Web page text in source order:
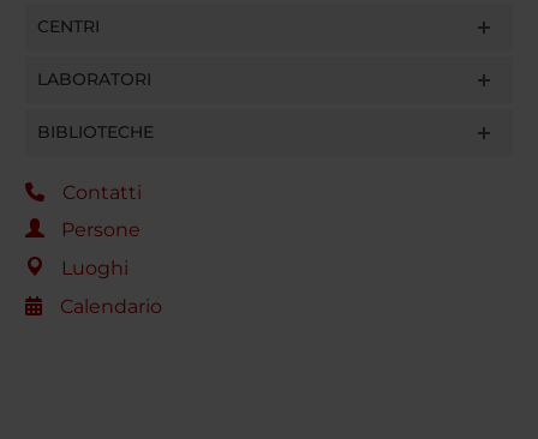
CENTRI
LABORATORI
BIBLIOTECHE
Contatti
Persone
Luoghi
Calendario